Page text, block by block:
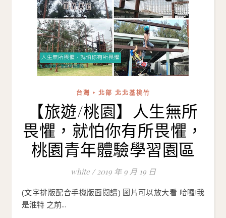
台灣 ‣ 北部 北北基桃竹
【旅遊/桃園】人生無所
畏懼，就怕你有所畏懼，
桃園青年體驗學習園區
white / 2019 年 9 月 19 日
(文字排版配合手機版面閱讀) 圖片可以放大看 哈囉!我
是淮特 之前...